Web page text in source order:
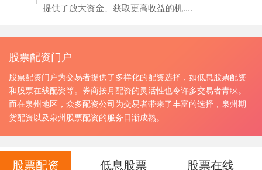
提供了放大资金、获取更高收益的机....
股票配资门户
股票配资门户为交易者提供了多样化的配资选择，如低息股票配资
和股票在线配资等。券商按月配资的灵活性也令许多交易者青睐。
而在泉州地区，众多配资公司为交易者带来了丰富的选择，泉州期
货配资以及泉州股票配资的服务日渐成熟。
股票配资
低息股票
股票在线